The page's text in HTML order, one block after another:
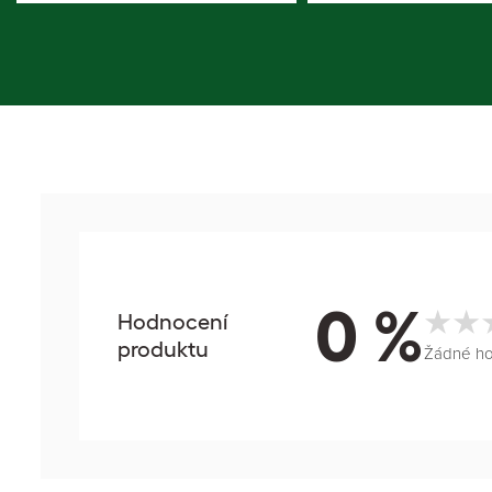
Hodnocení
produktu
0 %Žádné